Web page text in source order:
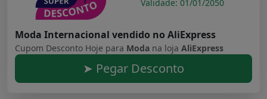
Validade: 01/01/2050
Moda Internacional vendido no AliExpress
Cupom Desconto Hoje para Moda na loja AliExpress
➤ Pegar Desconto